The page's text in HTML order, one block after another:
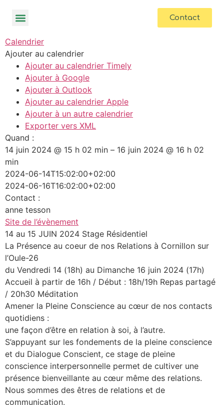
principal
Contact
Calendrier
Ajouter au calendrier
Ajouter au calendrier Timely
Ajouter à Google
Ajouter à Outlook
Ajouter au calendrier Apple
Ajouter à un autre calendrier
Exporter vers XML
Quand :
14 juin 2024 @ 15 h 02 min – 16 juin 2024 @ 16 h 02
min
2024-06-14T15:02:00+02:00
2024-06-16T16:02:00+02:00
Contact :
anne tesson
Site de l’évènement
14 au 15 JUIN 2024 Stage Résidentiel
La Présence au coeur de nos Relations à Cornillon sur
l’Oule-26
du Vendredi 14 (18h) au Dimanche 16 juin 2024 (17h)
Accueil à partir de 16h / Début : 18h/19h Repas partagé
/ 20h30 Méditation
Amener la Pleine Conscience au cœur de nos contacts
quotidiens :
une façon d’être en relation à soi, à l’autre.
S’appuyant sur les fondements de la pleine conscience
et du Dialogue Conscient, ce stage de pleine
conscience interpersonnelle permet de cultiver une
présence bienveillante au cœur même des relations.
Nous sommes des êtres de relations et de
communication.